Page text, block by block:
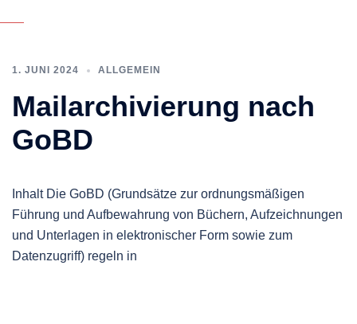
1. JUNI 2024 ALLGEMEIN
Mailarchivierung nach
GoBD
Inhalt Die GoBD (Grundsätze zur ordnungsmäßigen
Führung und Aufbewahrung von Büchern, Aufzeichnungen
und Unterlagen in elektronischer Form sowie zum
Datenzugriff) regeln in